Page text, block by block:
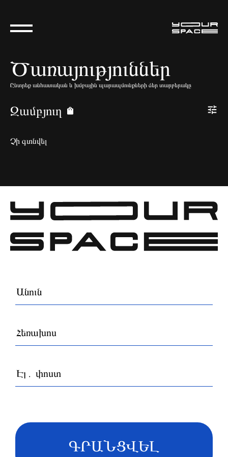
Ծառայություններ
Ընտրեք անհատական և խմբային պարապմունքների ձեր տարբերակը
Զամբյուղ
Չի գտնվել
ԳՐԱՆՑՎԵԼ